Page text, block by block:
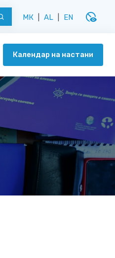
МК AL EN disabled_visible
Календар на настани